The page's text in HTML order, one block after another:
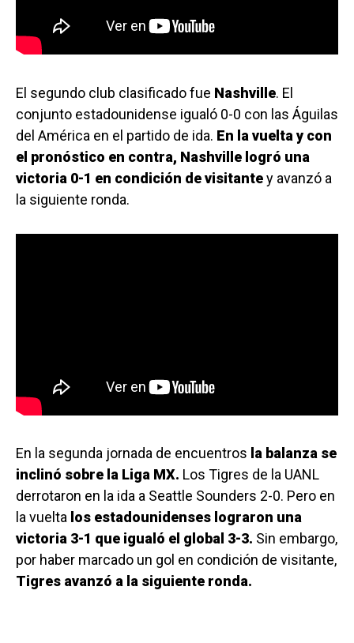
El segundo club clasificado fue Nashville. El
conjunto estadounidense igualó 0-0 con las Águilas
del América en el partido de ida. En la vuelta y con
el pronóstico en contra, Nashville logró una
victoria 0-1 en condición de visitantey avanzó a
la siguiente ronda.
En la segunda jornada de encuentros la balanza se
inclinó sobre la Liga MX. Los Tigres de la UANL
derrotaron en la ida a Seattle Sounders 2-0. Pero en
la vuelta los estadounidenses lograron una
victoria 3-1 que igualó el global 3-3. Sin embargo,
por haber marcado un gol en condición de visitante,
Tigres avanzó a la siguiente ronda.